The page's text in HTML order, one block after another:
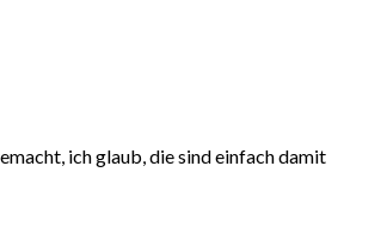
ich glaub, die sind einfach damit